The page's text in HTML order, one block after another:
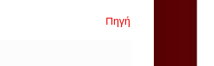
Πηγή